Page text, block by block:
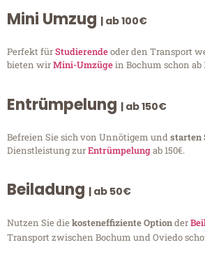
Mini Umzug | ab 100€
Perfekt fürStudierendeoder den Transport
bieten wirMini-Umzügein Bochum schon ab
Entrümpelung | ab 150€
Befreien Sie sich von Unnötigem undstarten
Dienstleistung zurEntrümpelungab 150€.
Beiladung | ab 50€
Nutzen Sie diekosteneffiziente Optionder
Transport zwischen Bochum und Oviedo